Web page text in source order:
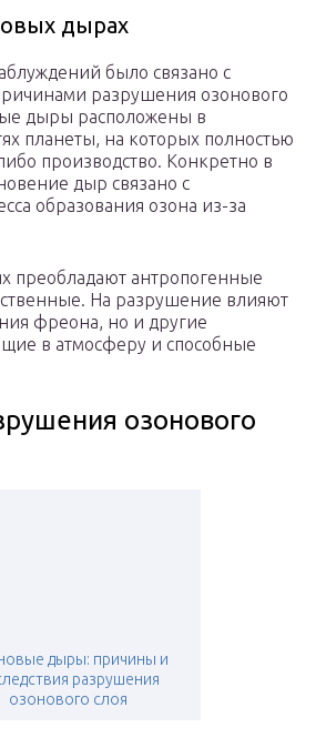
дырах
было связано с
разрушения озонового
дыры расположены в
планеты, на которых полностью
производство. Конкретно в
дыр связано с
образования озона из-за
преобладают антропогенные
На разрушение влияют
фреона, но и другие
в атмосферу и способные
озонового
дыры: причины и
разрушения
озонового слоя